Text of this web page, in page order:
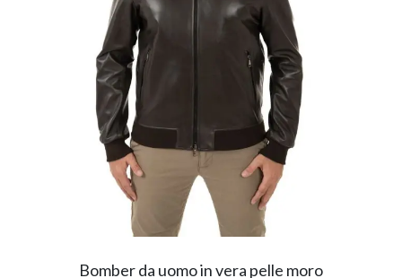
Bomber da uomo in vera pelle moro